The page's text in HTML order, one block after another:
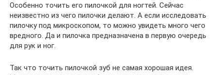
Особенно точить его пилочкой для ногтей. Сейчас
неизвестно из чего пилочки делают. А если исследовать
пилочку под микроскопом, то можно увидеть много чего
вредного. Да и пилочка предназначена в первую очередь
для рук и ног.
Так что точить пилочкой зуб не самая хорошая идея.